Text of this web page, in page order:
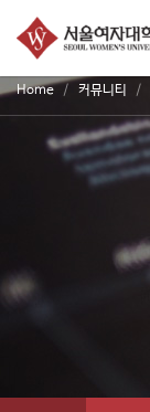
Home 커뮤니티